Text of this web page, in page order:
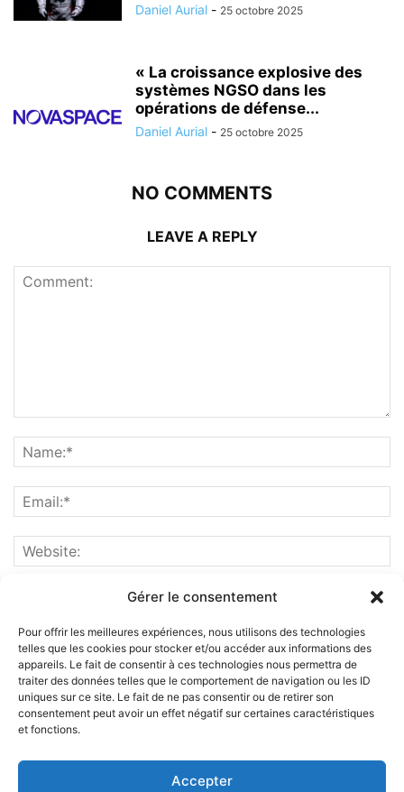
Gérer le consentement
Pour offrir les meilleures expériences, nous utilisons des technologies
telles que les cookies pour stocker et/ou accéder aux informations des
appareils. Le fait de consentir à ces technologies nous permettra de
traiter des données telles que le comportement de navigation ou les ID
uniques sur ce site. Le fait de ne pas consentir ou de retirer son
consentement peut avoir un effet négatif sur certaines caractéristiques
et fonctions.
Accepter
Daniel Aurial - 25 octobre 2025
« La croissance explosive des
systèmes NGSO dans les
opérations de défense...
Daniel Aurial - 25 octobre 2025
NO COMMENTS
LEAVE A REPLY
ABOUT US